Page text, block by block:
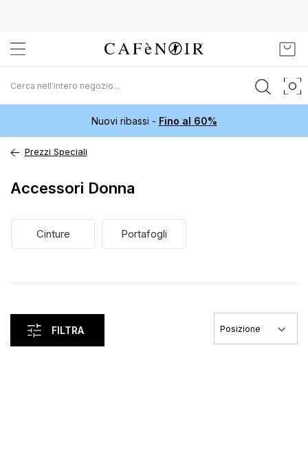
al
contenuto
Nuovi ribassi - Fino al 60%
Prezzi Speciali
Accessori Donna
Cinture Portafogli
FILTRA